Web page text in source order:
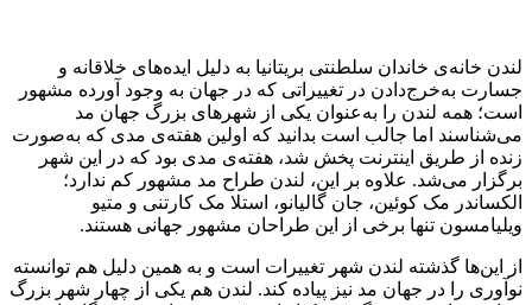
لندن خانه‌ی خاندان سلطنتی بریتانیا به دلیل ایده‌های خلاقانه و
جسارت به‌خرج‌دادن در تغییراتی که در جهان به وجود آورده مشهور
است؛ همه لندن را به‌عنوان یکی از شهرهای بزرگ جهان مد
می‌شناسند اما جالب است بدانید که اولین هفته‌‌ی مدی که به‌صورت
زنده از طریق اینترنت پخش شد، هفته‌ی مدی بود که در این شهر
برگزار می‌شد. علاوه بر این، لندن طراح مد مشهور کم ندارد؛
الکساندر مک کوئین، جان گالیانو، استلا مک کارتنی و متیو
ویلیامسون تنها برخی از این طراحان مشهور جهانی هستند.
از این‌ها گذشته لندن شهر تغییرات است و به همین دلیل هم توانسته
نوآوری را در جهان مد نیز پیاده کند. لندن هم یکی از چهار شهر بزرگ